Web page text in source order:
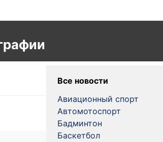
Все новости
Авиационный спорт
Автомотоспорт
Бадминтон
Баскетбол